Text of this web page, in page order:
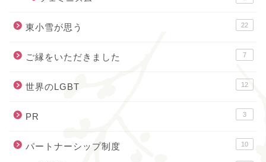
東小雪が思う 22
ご縁をいただきました 7
世界のLGBT 12
PR 3
パートナーシップ制度 10